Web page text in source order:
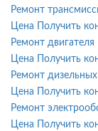
Ремонт
Цена
Получить
Ремонт двигателя
Цена
Получить
Ремонт
Цена
Получить
Ремонт
Цена
Получить